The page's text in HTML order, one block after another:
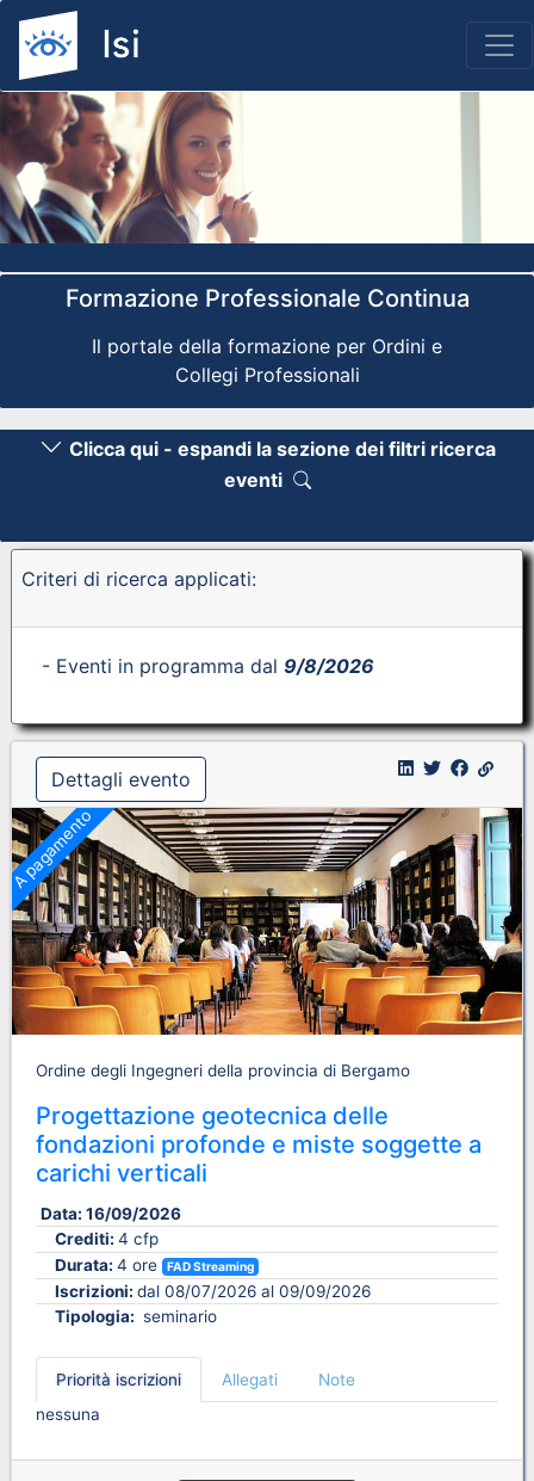
Previous
Formazione Professionale Continua
Il portale della formazione per Ordini e
Collegi Professionali
Clicca qui - espandi la sezione dei filtri ricerca
eventi
Criteri di ricerca applicati:
- Eventi in programma dal 9/8/2026
Dettagli evento
A pagamento
Ordine degli Ingegneri della provincia di Bergamo
Progettazione geotecnica delle
fondazioni profonde e miste soggette a
carichi verticali
Data: 16/09/2026
Crediti: 4 cfp
Durata: 4 ore FAD Streaming
Iscrizioni: dal 08/07/2026 al 09/09/2026
Tipologia: seminario
Priorità iscrizioni Allegati
Note
nessuna